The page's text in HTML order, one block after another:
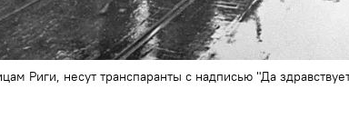
Риги, несут транспаранты с надписью "Да